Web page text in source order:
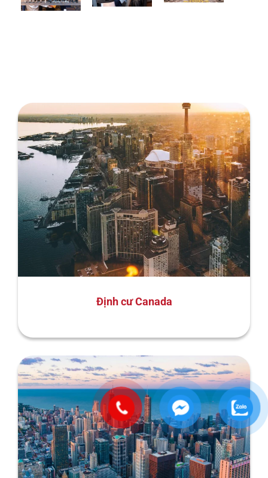
Định cư Canada